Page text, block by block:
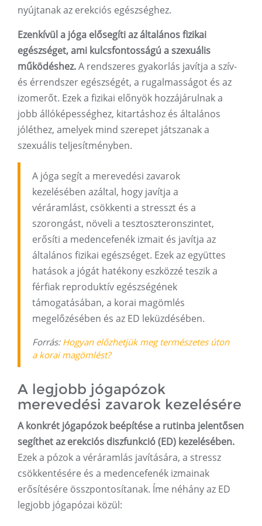
nyújtanak az erekciós egészséghez.
Ezenkívül a jóga elősegíti az általános fizikai
egészséget, ami kulcsfontosságú a szexuális
működéshez.A rendszeres gyakorlás javítja a szív-
és érrendszer egészségét, a rugalmasságot és az
izomerőt. Ezek a fizikai előnyök hozzájárulnak a
jobb állóképességhez, kitartáshoz és általános
jóléthez, amelyek mind szerepet játszanak a
szexuális teljesítményben.
A jóga segít a merevedési zavarok
kezelésében azáltal, hogy javítja a
véráramlást, csökkenti a stresszt és a
szorongást, növeli a tesztoszteronszintet,
erősíti a medencefenék izmait és javítja az
általános fizikai egészséget. Ezek az együttes
hatások a jógát hatékony eszközzé teszik a
férfiak reproduktív egészségének
támogatásában, a korai magömlés
megelőzésében és az ED leküzdésében.
Forrás: Hogyan előzhetjük meg természetes úton
a korai magömlést?
A legjobb jógapózok
merevedési zavarok kezelésére
A konkrét jógapózok beépítése a rutinba jelentősen
segíthet az erekciós diszfunkció (ED) kezelésében.
Ezek a pózok a véráramlás javítására, a stressz
csökkentésére és a medencefenék izmainak
erősítésére összpontosítanak. Íme néhány az ED
legjobb jógapózai közül: